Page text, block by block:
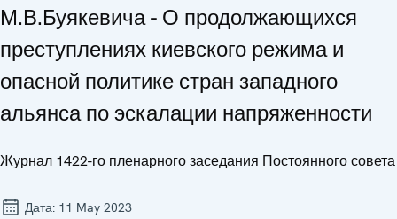
М.В.Буякевича - О продолжающихся
преступлениях киевского режима и
опасной политике стран западного
альянса по эскалации напряженности
Журнал 1422-го пленарного заседания Постоянного совета
Дата: 11 May 2023